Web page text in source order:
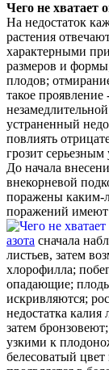
Чего не хватает
На недостаток
растения
характерными
размеров и
плодов;
такое проявление
устраненный
повлиять
грозит
До начала
внекорневой
поражены каким-
поражений имеют
азота сначала
листьев, затем
хлорофилла;
опадающие; плоды
искривляются;
недостатка
затем
узкими к
белесоватый